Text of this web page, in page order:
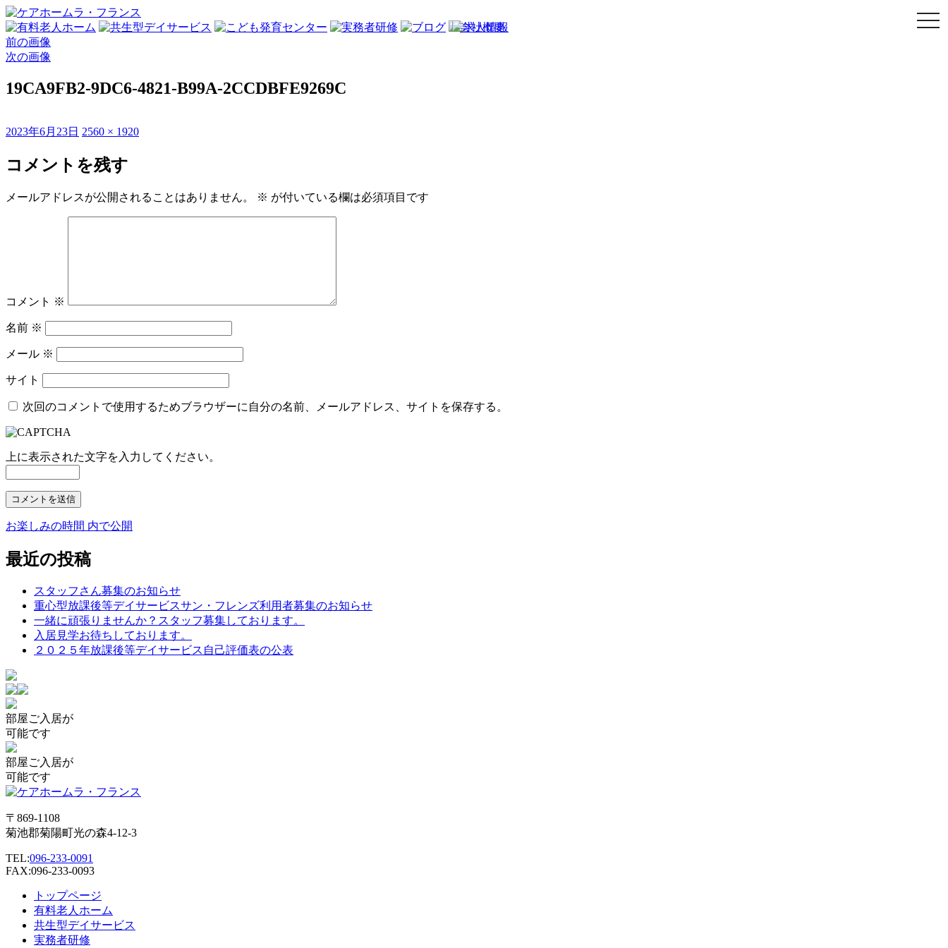
前の画像
次の画像
19CA9FB2-9DC6-4821-B99A-2CCDBFE9269C
投
日:
2023年6月23日 フ
サ
イ
2560 × 1920
コメントを残す
メールアドレスが公開されることはありません。 ※ が付いている欄は必須項目です
コメント ※
名前 ※
メール ※
サイト
次回のコメントで使用するためブラウザーに自分の名前、メールアドレス、サイトを保存する。
上に表示された文字を入力してください。
投
稿
シ
ョ
ン
お楽しみの時間 内で公開
最近の投稿
スタッフさん募集のお知らせ
重心型放課後等デイサービスサン・フレンズ利用者募集のお知らせ
一緒に頑張りませんか？スタッフ募集しております。
入居見学お待ちしております。
２０２５年放課後等デイサービス自己評価表の公表
部屋ご入居が
可能です
部屋ご入居が
可能です
〒869-1108
菊池郡菊陽町光の森4-12-3
TEL:096-233-0091
FAX:096-233-0093
トップページ
有料老人ホーム
共生型デイサービス
実務者研修